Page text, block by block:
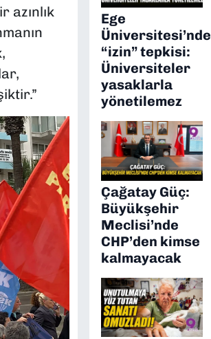
azınlık
Ege
Üniversitesi’nde
“izin” tepkisi:
Üniversiteler
yasaklarla
yönetilemez
Çağatay Güç:
Büyükşehir
Meclisi’nde
CHP’den kimse
kalmayacak